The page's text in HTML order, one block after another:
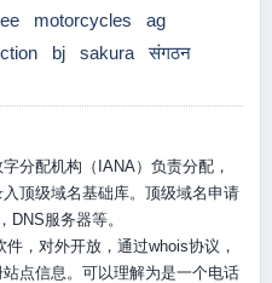
motorcycles
ag
bj sakura संगठन
分配机构（IANA）负责分配，
顶级域名基础库。顶级域名申请
DNS服务器等。
，对外开放，通过whois协议，
点信息。可以理解为是一个电话